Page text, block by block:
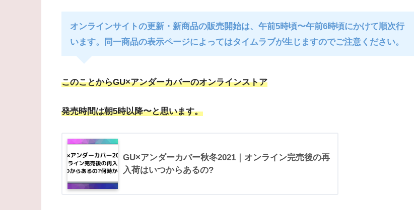
オンラインサイトの更新・新商品の販売開始は、午前5時頃〜午前6時頃にかけて順次行
います。同一商品の表示ページによってはタイムラブが生じますのでご注意ください。
このことからGU×アンダーカバーのオンラインストア
発売時間は朝5時以降〜と思います。
GU×アンダーカバー秋冬2021｜オンライン完売後の再
入荷はいつからあるの?